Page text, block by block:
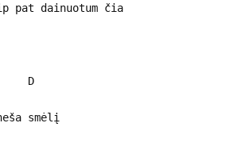
pat dainuotum čia
smėlį